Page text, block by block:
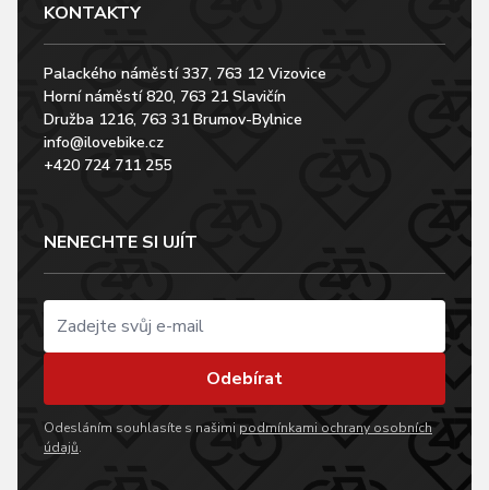
KONTAKTY
Palackého náměstí 337, 763 12 Vizovice
Horní náměstí 820, 763 21 Slavičín
Družba 1216, 763 31 Brumov-Bylnice
info@ilovebike.cz
+420 724 711 255
NENECHTE SI UJÍT
Odebírat
Odesláním souhlasíte s našimi podmínkami ochrany osobních
údajů.